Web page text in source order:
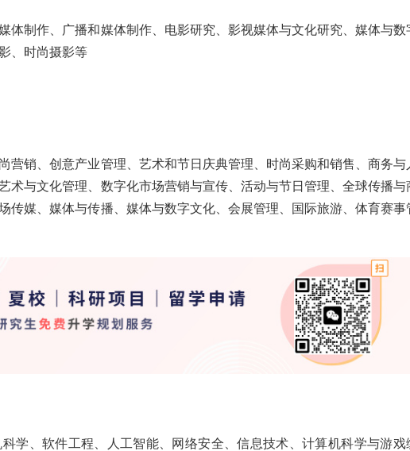
体制作、广播和媒体制作、电影研究、影视媒体与文化研究、媒体与数
、时尚摄影等
营销、创意产业管理、艺术和节日庆典管理、时尚采购和销售、商务与
术与文化管理、数字化市场营销与宣传、活动与节日管理、全球传播与
传媒、媒体与传播、媒体与数字文化、会展管理、国际旅游、体育赛事
学、软件工程、人工智能、网络安全、信息技术、计算机科学与游戏